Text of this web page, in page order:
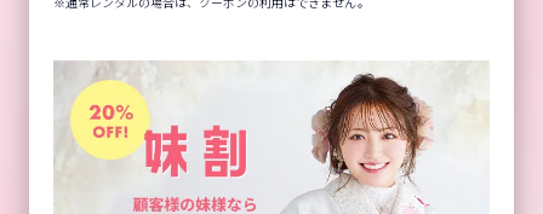
通常レンタルの場合は、クーポンの利用はできません。